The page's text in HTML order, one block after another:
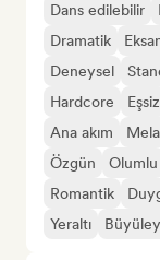
Dans edilebilir
Dramatik
Deneysel
Hardcore
Eşsiz
Ana akım
Özgün
Olumlu
Romantik
Yeraltı